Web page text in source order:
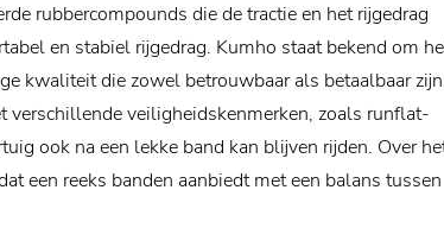
rubbercompounds die de tractie en het rijgedrag
en stabiel rijgedrag. Kumho staat bekend om
kwaliteit die zowel betrouwbaar als betaalbaar
verschillende veiligheidskenmerken, zoals runflat-
ook na een lekke band kan blijven rijden. Over
een reeks banden aanbiedt met een balans tussen